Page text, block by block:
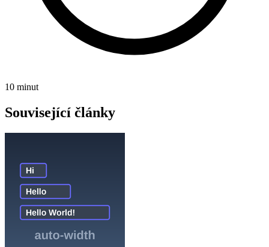
10 minut
Související články